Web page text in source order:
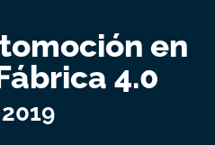
en
4.0